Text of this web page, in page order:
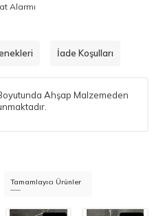
Alarmı
İade Koşulları
Ahşap Malzemeden
Tamamlayıcı Ürünler